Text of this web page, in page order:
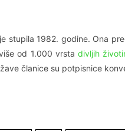
stupila 1982. godine. Ona
od 1.000 vrsta divljih
članice su potpisnice